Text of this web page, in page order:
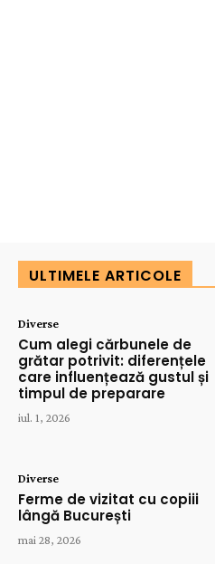
ULTIMELE ARTICOLE
Diverse
Cum alegi cărbunele de
grătar potrivit: diferențele
care influențează gustul și
timpul de preparare
iul. 1, 2026
Diverse
Ferme de vizitat cu copiii
lângă București
mai 28, 2026